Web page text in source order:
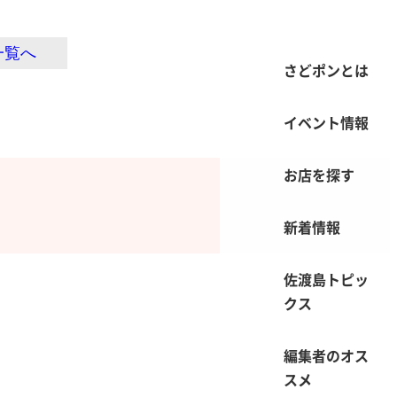
さどポンとは
イベント情報
お店を探す
新着情報
佐渡島トピッ
クス
編集者のオス
スメ
覧へ